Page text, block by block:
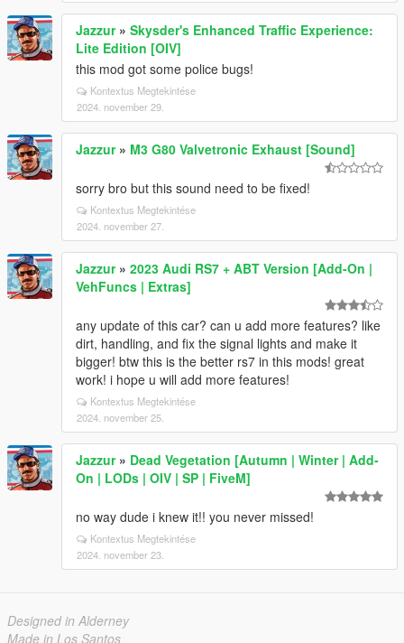
Jazzur» Skysder's Enhanced Traffic Experience:
Lite Edition [OIV]
this mod got some police bugs!
Kontextus Megtekintése
2024. november 29.
Jazzur» M3 G80 Valvetronic Exhaust [Sound]
sorry bro but this sound need to be fixed!
Kontextus Megtekintése
2024. november 27.
Jazzur» 2023 Audi RS7 + ABT Version [Add-On |
VehFuncs | Extras]
any update of this car? can u add more features? like
dirt, handling, and fix the signal lights and make it
bigger! btw this is the better rs7 in this mods! great
work! i hope u will add more features!
Kontextus Megtekintése
2024. november 25.
Jazzur» Dead Vegetation [Autumn | Winter | Add-
On | LODs | OIV | SP | FiveM]
no way dude i knew it!! you never missed!
Kontextus Megtekintése
2024. november 23.
Designed in Alderney
Made in Los Santos